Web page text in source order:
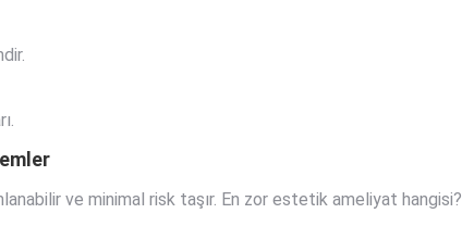
ve minimal risk taşır. En zor estetik ameliyat hangisi?